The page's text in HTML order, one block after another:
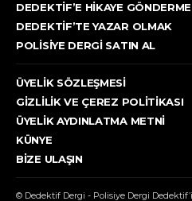
DEDEKTIF’E HIKAYE
DEDEKTIF’TE YAZAR OLMAK
POLISIYE DERGI SATIN AL
ÜYELIK SÖZLEŞMESI
GIZLILIK VE ÇEREZ POLITIKASI
ÜYELIK AYDINLATMA METNI
KÜNYE
BIZE ULAŞIN
© Dedektif Dergi - Polisiye Dergi